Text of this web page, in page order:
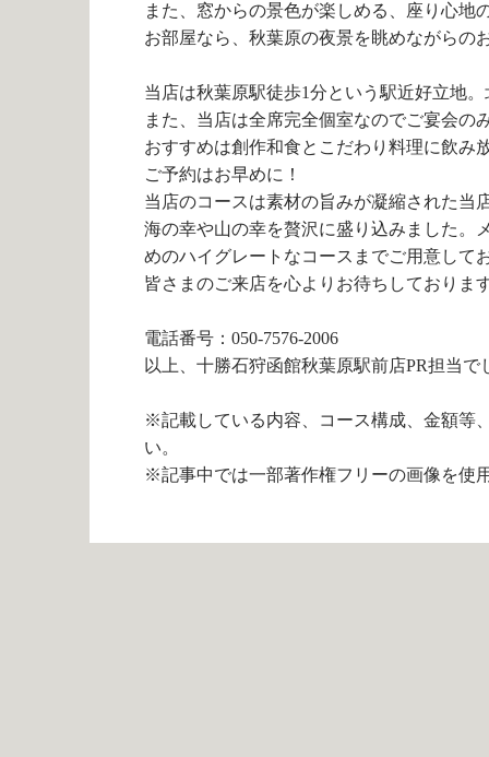
また、窓からの景色が楽しめる、座り心地
お部屋なら、秋葉原の夜景を眺めながらの
当店は秋葉原駅徒歩1分という駅近好立地
また、当店は全席完全個室なのでご宴会の
おすすめは創作和食とこだわり料理に飲み
ご予約はお早めに！
当店のコースは素材の旨みが凝縮された当
海の幸や山の幸を贅沢に盛り込みました。
めのハイグレートなコースまでご用意して
皆さまのご来店を心よりお待ちしておりま
電話番号：050-7576-2006
以上、十勝石狩函館秋葉原駅前店PR担当で
※記載している内容、コース構成、金額等
い。
※記事中では一部著作権フリーの画像を使